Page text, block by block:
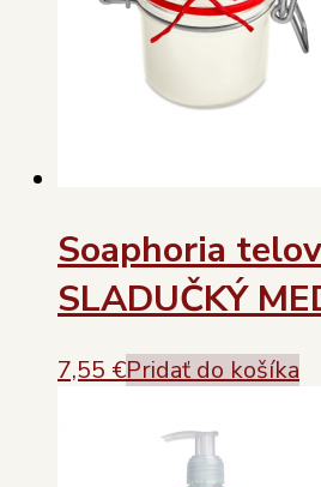
Soaphoria
SLADUČKÝ
7,55 €Pridať do košíka